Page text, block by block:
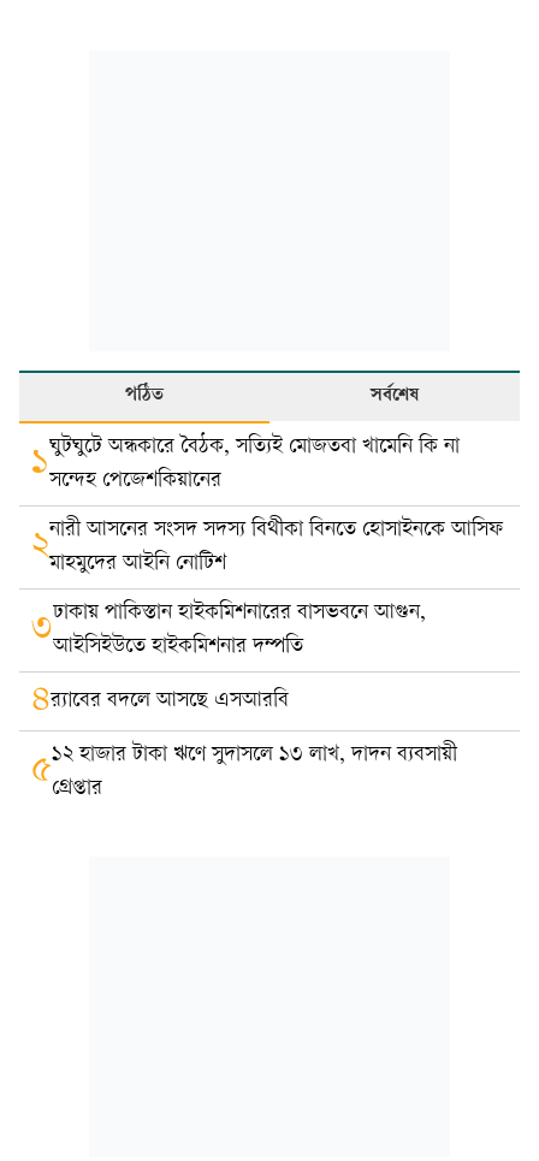
পঠিত সর্বশেষ
১ঘুটঘুটে অন্ধকারে বৈঠক, সত্যিই মোজতবা খামেনি কি না
সন্দেহ পেজেশকিয়ানের
২নারী আসনের সংসদ সদস্য বিথীকা বিনতে হোসাইনকে আসিফ
মাহমুদের আইনি নোটিশ
৩ঢাকায় পাকিস্তান হাইকমিশনারের বাসভবনে আগুন,
আইসিইউতে হাইকমিশনার দম্পতি
৪র‍্যাবের বদলে আসছে এসআরবি
৫১২ হাজার টাকা ঋণে সুদাসলে ১৩ লাখ, দাদন ব্যবসায়ী
গ্রেপ্তার